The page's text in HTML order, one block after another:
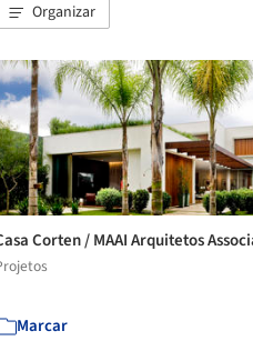
Organizar
Corten / MAAI Arquitetos
Marcar